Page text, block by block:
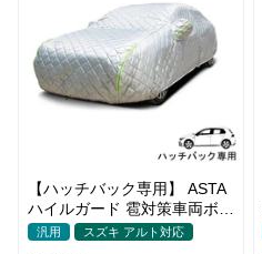
【ハッチバック専用】 ASTA
ハイルガード 雹対策車両ボデ
ィカバー 5層構造 雹対策 厚
汎用 スズキ アルト対応